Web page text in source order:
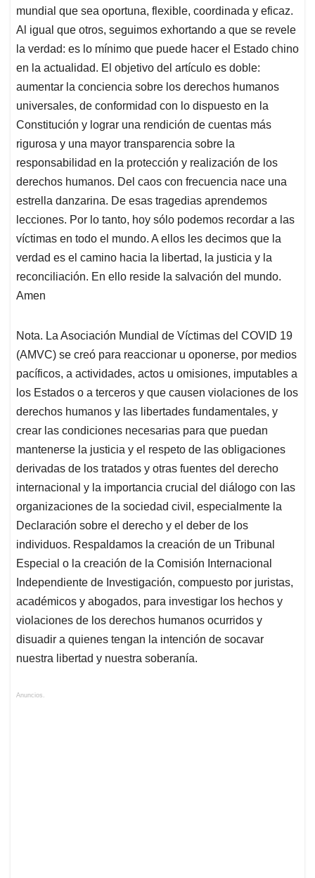
mundial que sea oportuna, flexible, coordinada y eficaz.
Al igual que otros, seguimos exhortando a que se revele
la verdad: es lo mínimo que puede hacer el Estado chino
en la actualidad. El objetivo del artículo es doble:
aumentar la conciencia sobre los derechos humanos
universales, de conformidad con lo dispuesto en la
Constitución y lograr una rendición de cuentas más
rigurosa y una mayor transparencia sobre la
responsabilidad en la protección y realización de los
derechos humanos. Del caos con frecuencia nace una
estrella danzarina. De esas tragedias aprendemos
lecciones. Por lo tanto, hoy sólo podemos recordar a las
víctimas en todo el mundo. A ellos les decimos que la
verdad es el camino hacia la libertad, la justicia y la
reconciliación. En ello reside la salvación del mundo.
Amen
Nota. La Asociación Mundial de Víctimas del COVID 19
(AMVC) se creó para reaccionar u oponerse, por medios
pacíficos, a actividades, actos u omisiones, imputables a
los Estados o a terceros y que causen violaciones de los
derechos humanos y las libertades fundamentales, y
crear las condiciones necesarias para que puedan
mantenerse la justicia y el respeto de las obligaciones
derivadas de los tratados y otras fuentes del derecho
internacional y la importancia crucial del diálogo con las
organizaciones de la sociedad civil, especialmente la
Declaración sobre el derecho y el deber de los
individuos. Respaldamos la creación de un Tribunal
Especial o la creación de la Comisión Internacional
Independiente de Investigación, compuesto por juristas,
académicos y abogados, para investigar los hechos y
violaciones de los derechos humanos ocurridos y
disuadir a quienes tengan la intención de socavar
nuestra libertad y nuestra soberanía.
Anuncios.